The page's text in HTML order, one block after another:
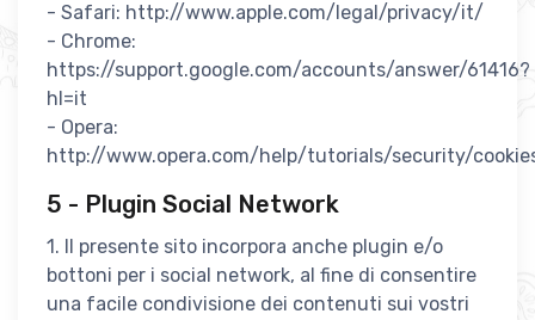
- Safari: http://www.apple.com/legal/privacy/it/
- Chrome:
https://support.google.com/accounts/answer/61416?
hl=it
- Opera:
http://www.opera.com/help/tutorials/security/
5 - Plugin Social Network
1. Il presente sito incorpora anche plugin e/o
bottoni per i social network, al fine di consentire
una facile condivisione dei contenuti sui vostri